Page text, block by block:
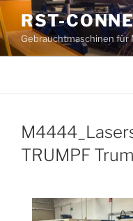
Zum
Inhalt
springen
RST-
Gebrauchtmaschinen für
TRUMPF